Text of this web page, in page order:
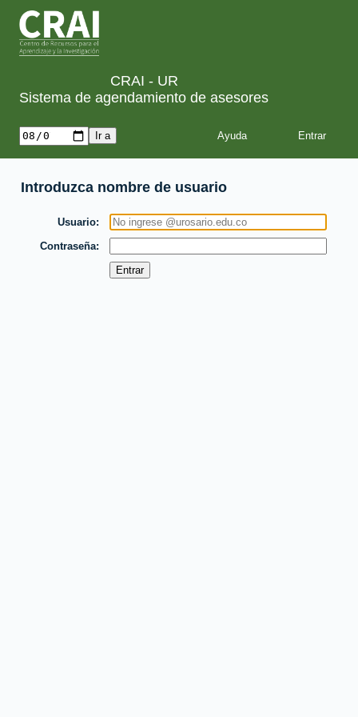
CRAI - UR
Sistema de agendamiento de asesores
Ayuda
Introduzca nombre de usuario
Usuario
Contraseña